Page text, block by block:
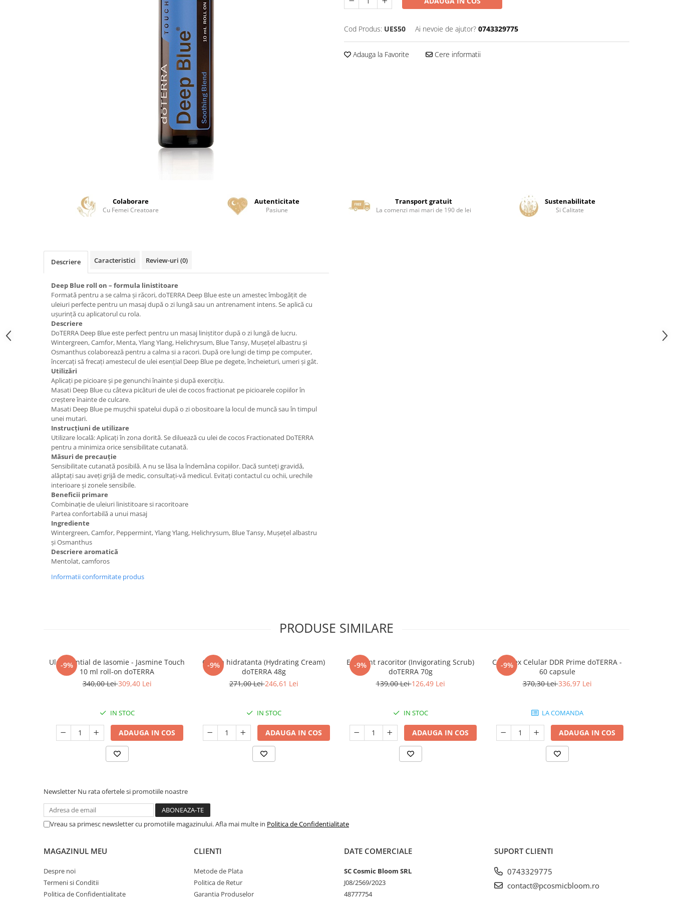
Cod Produs: UES50 Ai nevoie de ajutor? 0743329775
Adauga la Favorite Cere informatii
Colaborare
Cu Femei Creatoare
Autenticitate
Pasiune
Transport gratuit
La comenzi mai mari de 190 de lei
Sustenabilitate
Si Calitate
Descriere Caracteristici Review-uri (0)
Deep Blue roll on – formula linistitoare
Formată pentru a se calma și răcori, doTERRA Deep Blue este un amestec îmbogățit de
uleiuri perfecte pentru un masaj după o zi lungă sau un antrenament intens. Se aplică cu
ușurință cu aplicatorul cu rola.
Descriere
DoTERRA Deep Blue este perfect pentru un masaj liniștitor după o zi lungă de lucru.
Wintergreen, Camfor, Menta, Ylang Ylang, Helichrysum, Blue Tansy, Mușețel albastru și
Osmanthus colaborează pentru a calma si a racori. După ore lungi de timp pe computer,
încercați să frecați amestecul de ulei esențial Deep Blue pe degete, încheieturi, umeri și gât.
Utilizări
Aplicați pe picioare și pe genunchi înainte și după exercițiu.
Masati Deep Blue cu câteva picături de ulei de cocos fractionat pe picioarele copiilor în
creștere înainte de culcare.
Masati Deep Blue pe mușchii spatelui după o zi obositoare la locul de muncă sau în timpul
unei mutari.
Instrucțiuni de utilizare
Utilizare locală: Aplicați în zona dorită. Se diluează cu ulei de cocos Fractionated DoTERRA
pentru a minimiza orice sensibilitate cutanată.
Măsuri de precauție
Sensibilitate cutanată posibilă. A nu se lăsa la îndemâna copiilor. Dacă sunteți gravidă,
alăptați sau aveți grijă de medic, consultați-vă medicul. Evitați contactul cu ochii, urechile
interioare și zonele sensibile.
Beneficii primare
Combinație de uleiuri linistitoare si racoritoare
Partea confortabilă a unui masaj
Ingrediente
Wintergreen, Camfor, Peppermint, Ylang Ylang, Helichrysum, Blue Tansy, Mușețel albastru
și Osmanthus
Descriere aromatică
Mentolat, camforos
Informatii conformitate produs
PRODUSE SIMILARE
-9%
Ulei esential de Iasomie - Jasmine Touch
10 ml roll-on doTERRA
340,00 Lei309,40 Lei
IN STOC
ADAUGA IN COS
-9%
Crema hidratanta (Hydrating Cream)
doTERRA 48g
271,00 Lei246,61 Lei
IN STOC
ADAUGA IN COS
-9%
Exfoliant racoritor (Invigorating Scrub)
doTERRA 70g
139,00 Lei126,49 Lei
IN STOC
ADAUGA IN COS
-9%
Complex Celular DDR Prime doTERRA -
60 capsule
370,30 Lei336,97 Lei
LA COMANDA
ADAUGA IN COS
Newsletter Nu rata ofertele si promotiile noastre
Vreau sa primesc newsletter cu promotiile magazinului. Afla mai multe in Politica de Confidentialitate
MAGAZINUL MEU
Despre noi
Termeni si Conditii
Politica de Confidentialitate
CLIENTI
Metode de Plata
Politica de Retur
Garantia Produselor
DATE COMERCIALE
SC Cosmic Bloom SRL
J08/2569/2023
48777754
SUPORT CLIENTI
0743329775
contact@pcosmicbloom.ro